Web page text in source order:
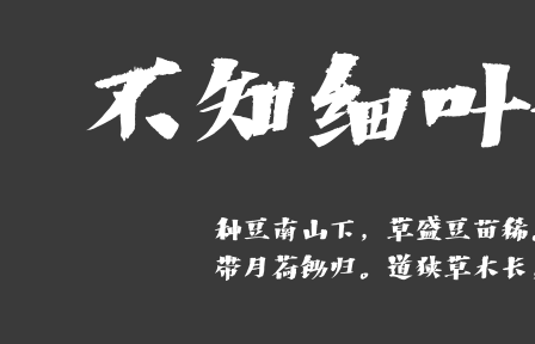
不知细
种豆南山下，草盛豆苗
带月荷锄归。道狭草木